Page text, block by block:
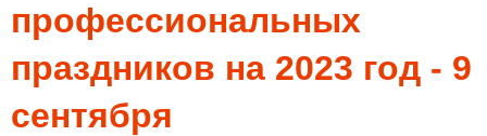
профессиональных
праздников на 2023 год - 9
сентября